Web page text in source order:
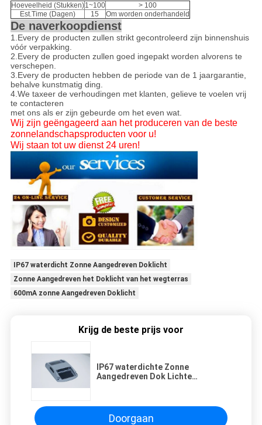
Hoeveelheid (Stukken)1~100
> 100
Est.Time (Dagen)
15 Om worden onderhandeld
De naverkoopdienst
1.Every de producten zullen strikt gecontroleerd zijn binnenshuis
vóór verpakking.
2.Every de producten zullen goed ingepakt worden alvorens te
verschepen.
3.Every de producten hebben de periode van de 1 jaargarantie,
behalve kunstmatig ding.
4.We taxeer de verhoudingen met klanten, gelieve te voelen vrij
te contacteren
met ons als er zijn gebeurde om het even wat.
Wij zijn geëngageerd aan het produceren van de beste
zonnelandschapsproducten voor u!
Wij staan tot uw dienst 24 uren!
IP67 waterdicht Zonne Aangedreven Doklicht
Zonne Aangedreven het Doklicht van het wegterras
600mA zonne Aangedreven Doklicht
Krijg de beste prijs voor
IP67 waterdichte Zonne
Aangedreven Dok Lichte
Doorgaan